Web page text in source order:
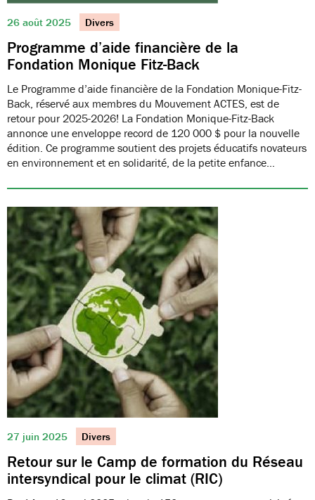
26 août 2025 Divers
Programme d’aide financière de la
Fondation Monique Fitz-Back
Le Programme d’aide financière de la Fondation Monique-Fitz-
Back, réservé aux membres du Mouvement ACTES, est de
retour pour 2025-2026! La Fondation Monique-Fitz-Back
annonce une enveloppe record de 120 000 $ pour la nouvelle
édition. Ce programme soutient des projets éducatifs novateurs
en environnement et en solidarité, de la petite enfance…
27 juin 2025 Divers
Retour sur le Camp de formation du Réseau
intersyndical pour le climat (RIC)